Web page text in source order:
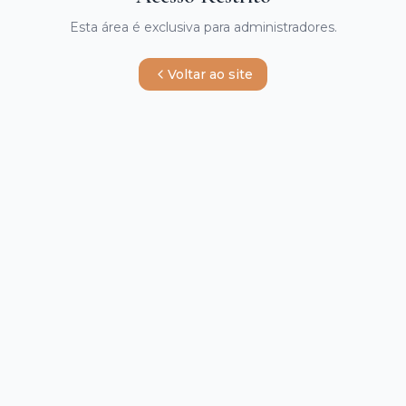
Esta área é exclusiva para administradores.
Voltar ao site